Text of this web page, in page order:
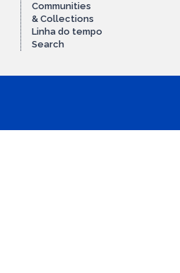
Communities
& Collections
Linha do tempo
Search